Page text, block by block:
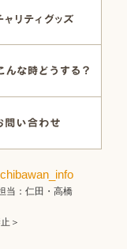
当：仁田・高橋
＞